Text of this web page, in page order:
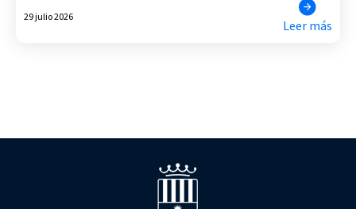
29 julio 2026
Leer más